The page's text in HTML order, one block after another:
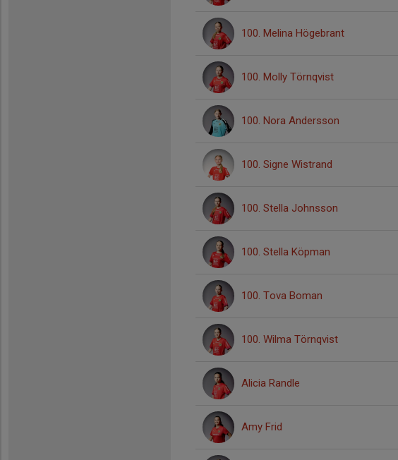
100. Melina Högebrant
100. Molly Törnqvist
100. Nora Andersson
100. Signe Wistrand
100. Stella Johnsson
100. Stella Köpman
100. Tova Boman
100. Wilma Törnqvist
Alicia Randle
Amy Frid